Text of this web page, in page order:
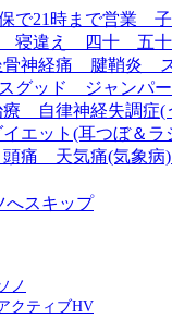
市大久保
(不妊)
盤矯
十肩(肩
り腰 坐
スポー
へスキップ
ノ
クティブHV